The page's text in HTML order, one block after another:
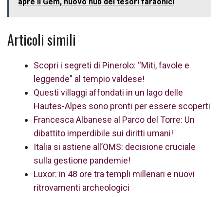
Articoli simili
Scopri i segreti di Pinerolo: “Miti, favole e
leggende” al tempio valdese!
Questi villaggi affondati in un lago delle
Hautes-Alpes sono pronti per essere scoperti
Francesca Albanese al Parco del Torre: Un
dibattito imperdibile sui diritti umani!
Italia si astiene all’OMS: decisione cruciale
sulla gestione pandemie!
Luxor: in 48 ore tra templi millenari e nuovi
ritrovamenti archeologici